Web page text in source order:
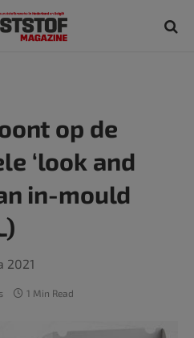
op de
‘look and
in-mould
2021
1 Min Read